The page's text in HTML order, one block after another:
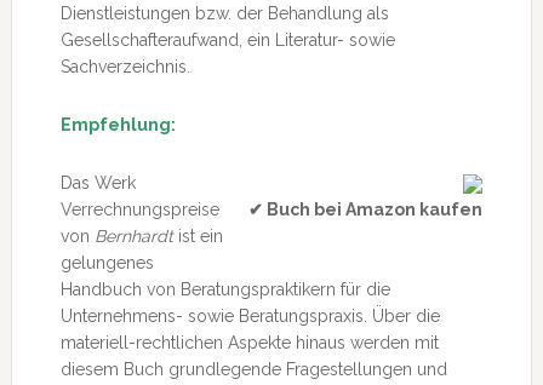
Dienstleistungen bzw. der Behandlung als
Gesellschafteraufwand, ein Literatur- sowie
Sachverzeichnis.
Empfehlung:
✔ Buch bei Amazon kaufen
Das Werk
Verrechnungspreise
von Bernhardtist ein
gelungenes
Handbuch von Beratungspraktikern für die
Unternehmens- sowie Beratungspraxis. Über die
materiell-rechtlichen Aspekte hinaus werden mit
diesem Buch grundlegende Fragestellungen und